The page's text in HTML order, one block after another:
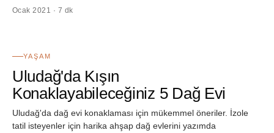
Ocak 2021 · 7 dk
YAŞAM
Uludağ'da Kışın
Konaklayabileceğiniz 5 Dağ Evi
Uludağ'da dağ evi konaklaması için mükemmel öneriler. İzole
tatil isteyenler için harika ahşap dağ evlerini yazımda